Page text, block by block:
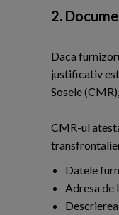
2.
Daca
justificativ
Sosele
CMR-ul
Datele
Adresa de